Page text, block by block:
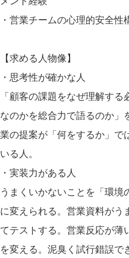
・営業チームの心理的安全
【求める人物像】
・思考性が確かな人
「顧客の課題をなぜ理解す
なのかを総合力で語るのか」
業の提案が「何をするか」で
いる人。
・実装力がある人
うまくいかないことを「環境
に変えられる。営業資料が
てテストする。営業反応が
を変える。泥臭く試行錯誤で